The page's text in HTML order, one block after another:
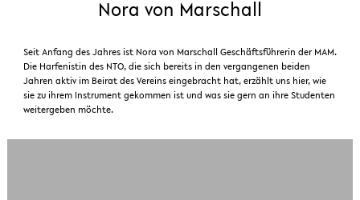
Nora von Marschall
Seit Anfang des Jahres ist Nora von Marschall Geschäftsführerin der MAM.
Die Harfenistin des NTO, die sich bereits in den vergangenen beiden
Jahren aktiv im Beirat des Vereins eingebracht hat, erzählt uns hier, wie
sie zu ihrem Instrument gekommen ist und was sie gern an ihre Studenten
weitergeben möchte.